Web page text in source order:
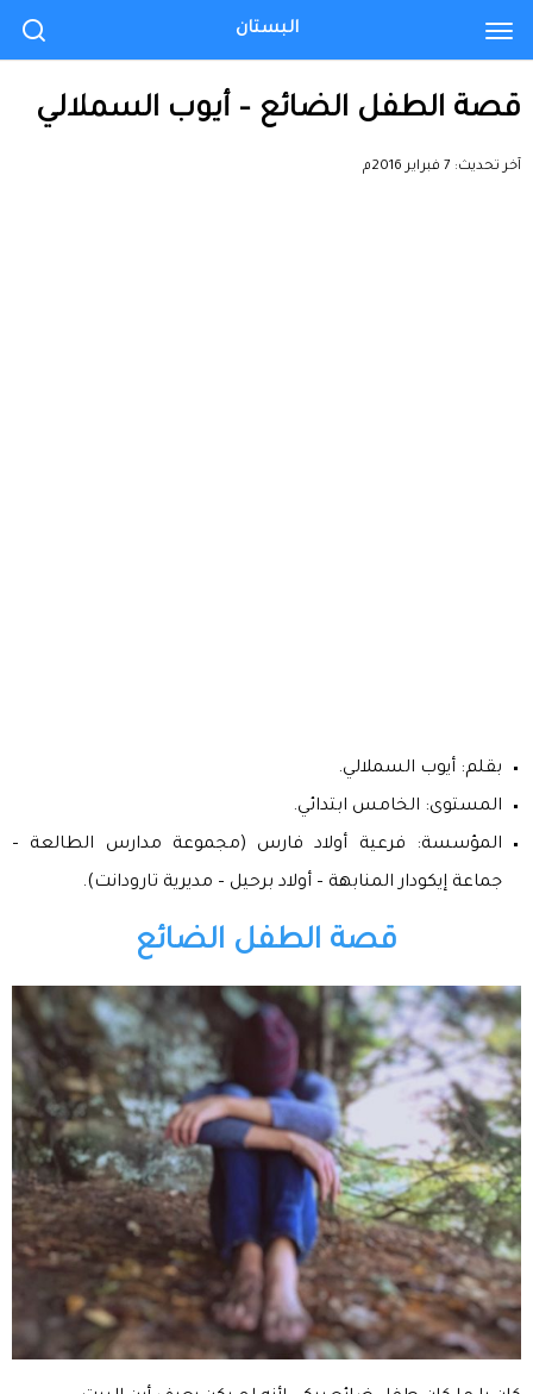
قصة الطفل الضائع – أيوب السملالي
آخر تحديث: 7 فبراير 2016م
بقلم: أيوب السملالي.
المستوى: الخامس ابتدائي.
المؤسسة: فرعية أولاد فارس (مجموعة مدارس الطالعة –
جماعة إيكودار المنابهة – أولاد برحيل – مديرية تارودانت).
قصة الطفل الضائع
البستان